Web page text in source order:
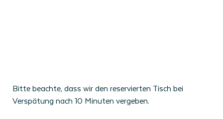
Bitte beachte, dass wir den reservierten Tisch bei
Verspätung nach 10 Minuten vergeben.